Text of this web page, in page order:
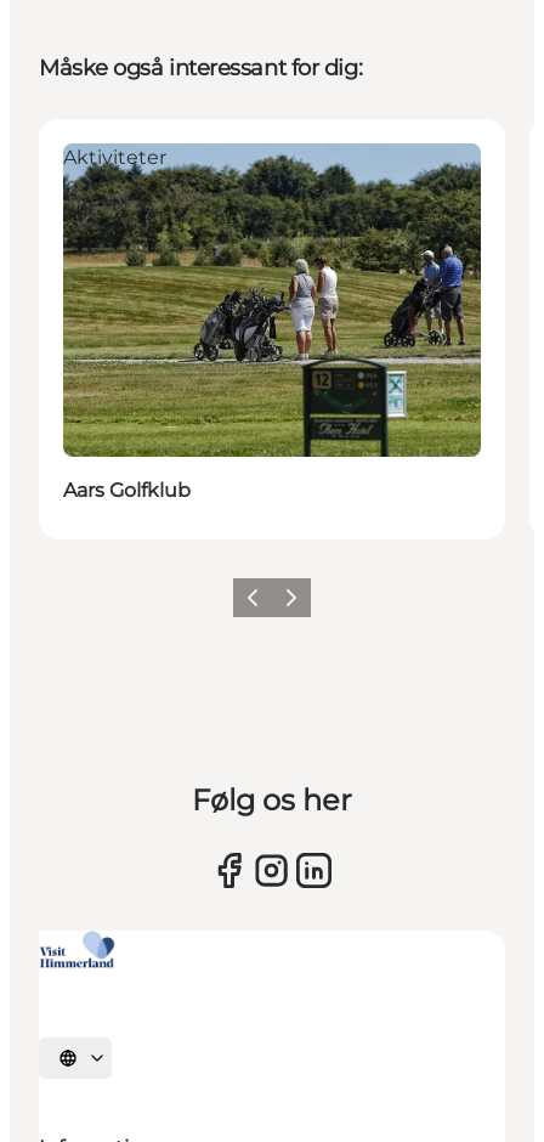
Måske også interessant for dig:
Aktiviteter
Aars Golfklub
Forrige billede
Næste billede
Følg os her
Vælg sprog